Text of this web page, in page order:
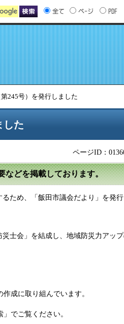
245号）を発行しました
した
ページID：
などを掲載しております。
ため、「飯田市議会だより」を発
士会」を結成し、地域防災力アッ
成に取り組んでいます。
でご覧ください。